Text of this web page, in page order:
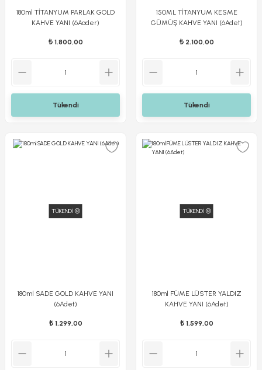
180ml TİTANYUM PARLAK GOLD
KAHVE YANI (6Aader)
₺ 1.800,00
Tükendi
150ML TİTANYUM KESME
GÜMÜŞ KAHVE YANI (6Adet)
₺ 2.100,00
Tükendi
TÜKENDİ 😔
180ml SADE GOLD KAHVE YANI
(6Adet)
₺ 1.299,00
TÜKENDİ 😔
180ml FÜME LÜSTER YALDIZ
KAHVE YANI (6Adet)
₺ 1.599,00